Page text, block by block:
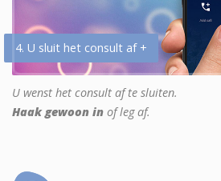
4. U sluit het consult af +
U wenst het consult af te sluiten.
Haak gewoon in of leg af.